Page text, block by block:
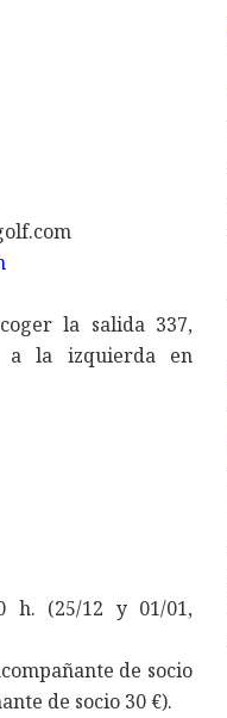
la salida 337,
a la izquierda en
h. (25/12 y 01/01,
de socio
de socio 30 €).